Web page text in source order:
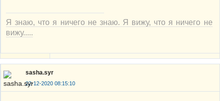
Я знаю, что я ничего не знаю. Я вижу, что я ничего не
вижу.....
sasha.syr
22-12-2020 08:15:10